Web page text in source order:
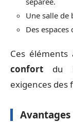
Une salle de
Des
Ces
confort du
exigences des
Avantages